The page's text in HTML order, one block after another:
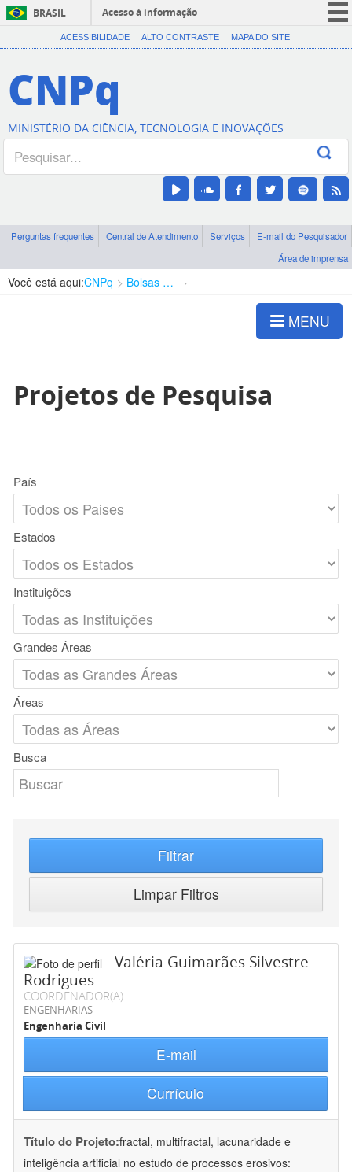
BRASIL
Acesso à informação
CORONAVÍRUS (COVID-19)
Canais
ACESSIBILIDADE ALTO CONTRASTE MAPA DO SITE
CNPq
MINISTÉRIO DA CIÊNCIA, TECNOLOGIA E INOVAÇÕES
Perguntas frequentes Central de Atendimento Serviços
E-mail do Pesquisador
Área de imprensa
Você está aqui:CNPq Bolsas e Auxílios Vigentes
MENU
Projetos de Pesquisa
País
Estados
Instituições
Grandes Áreas
Áreas
Busca
Filtrar
Limpar Filtros
Valéria Guimarães Silvestre
Rodrigues
COORDENADOR(A)
ENGENHARIAS
Engenharia Civil
E-mail
Currículo
Título do Projeto:fractal, multifractal, lacunaridade e
inteligência artificial no estudo de processos erosivos: